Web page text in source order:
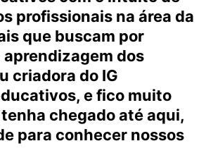
profissionais na área da
que buscam por
dos
criadora do IG
e fico muito
chegado até aqui,
para conhecer nossos